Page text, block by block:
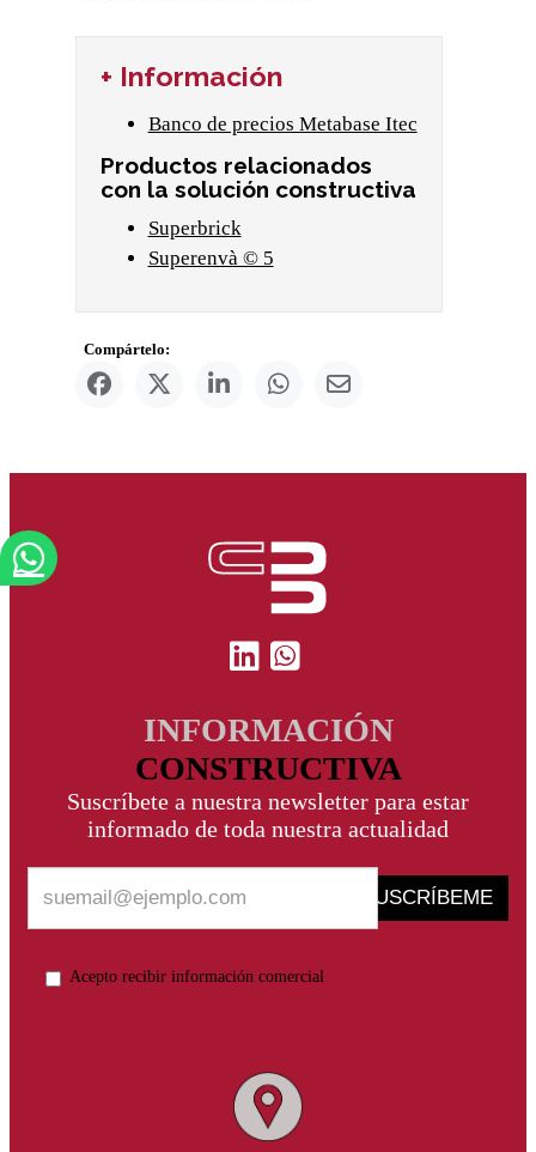
+ Información
Banco de precios Metabase Itec
Productos relacionados
con la solución constructiva
Superbrick
Superenvà © 5
Compártelo:
INFORMACIÓN
CONSTRUCTIVA
Suscríbete a nuestra newsletter para estar
informado de toda nuestra actualidad
SUSCRÍBEME
Acepto recibir información comercial